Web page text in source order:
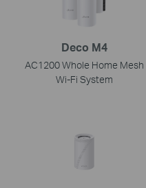
Deco M4
AC1200 Whole Home Mesh
Wi-Fi System